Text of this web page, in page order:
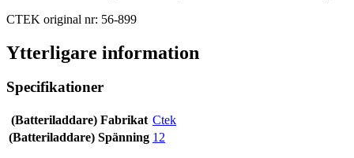
CTEK original nr: 56-899
Ytterligare information
Specifikationer
(Batteriladdare) Fabrikat Ctek
(Batteriladdare) Spänning 12